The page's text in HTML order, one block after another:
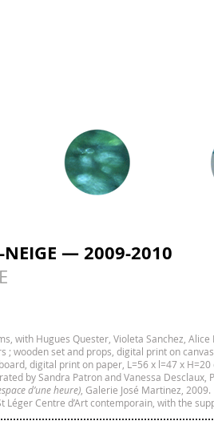
NEIGE — 2009-2010
with Hugues Quester, Violeta Sanchez,
; wooden set and props, digital print on
digital print on paper, L=56 x l=47 x H=20
by Sandra Patron and Vanessa
d’une heure) , Galerie José Martinez, 2009.
Léger Centre d’Art contemporain, with the